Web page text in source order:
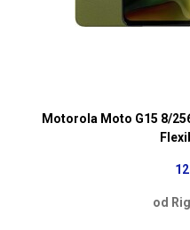
Motorola Moto G15 8/
od